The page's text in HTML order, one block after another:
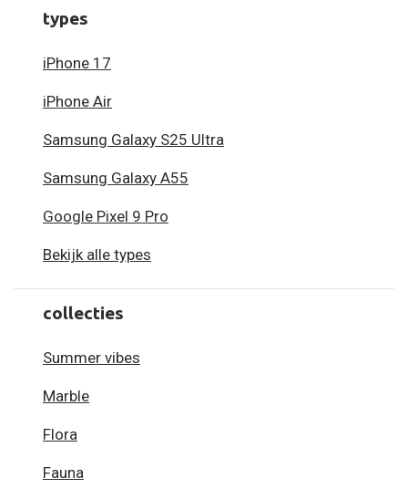
types
iPhone 17
iPhone Air
Samsung Galaxy S25 Ultra
Samsung Galaxy A55
Google Pixel 9 Pro
Bekijk alle types
collecties
Summer vibes
Marble
Flora
Fauna